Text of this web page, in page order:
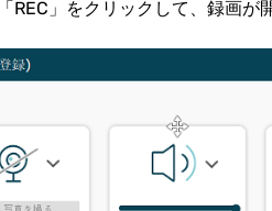
REC」をクリックして、録画が